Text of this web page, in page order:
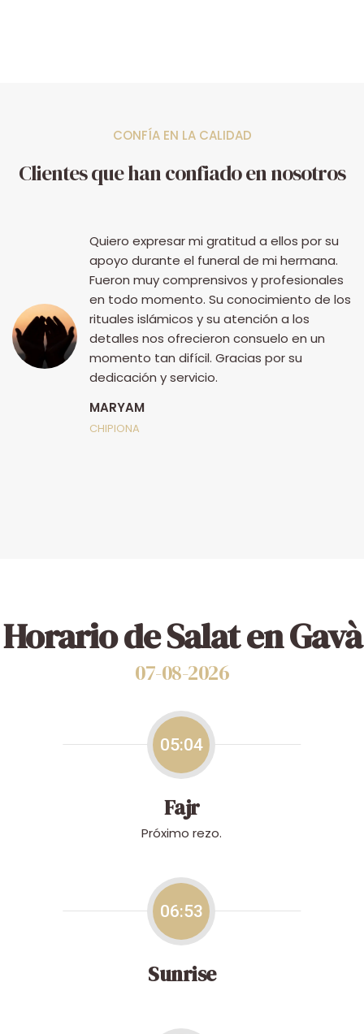
CONFÍA EN LA CALIDAD
Clientes que han confiado en nosotros
Quiero expresar mi gratitud a ellos por su
apoyo durante el funeral de mi hermana.
Fueron muy comprensivos y profesionales
en todo momento. Su conocimiento de los
rituales islámicos y su atención a los
detalles nos ofrecieron consuelo en un
momento tan difícil. Gracias por su
dedicación y servicio.
MARYAM
CHIPIONA
Horario de Salat en Gavà
07-08-2026
05:04
Fajr
Próximo rezo.
06:53
Sunrise